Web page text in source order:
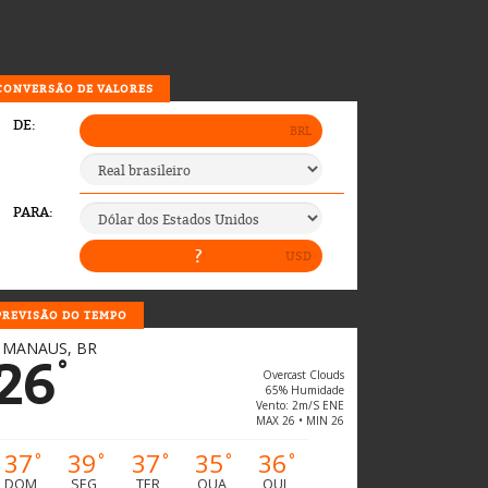
DE VALORES
DO TEMPO
MANAUS, BR
°
Overcast Clouds
65% Humidade
Vento: 2m/s ENE
MAX 26 • MIN 26
37°
DOM
39°
SEG
37°
TER
35°
QUA
36°
QUI